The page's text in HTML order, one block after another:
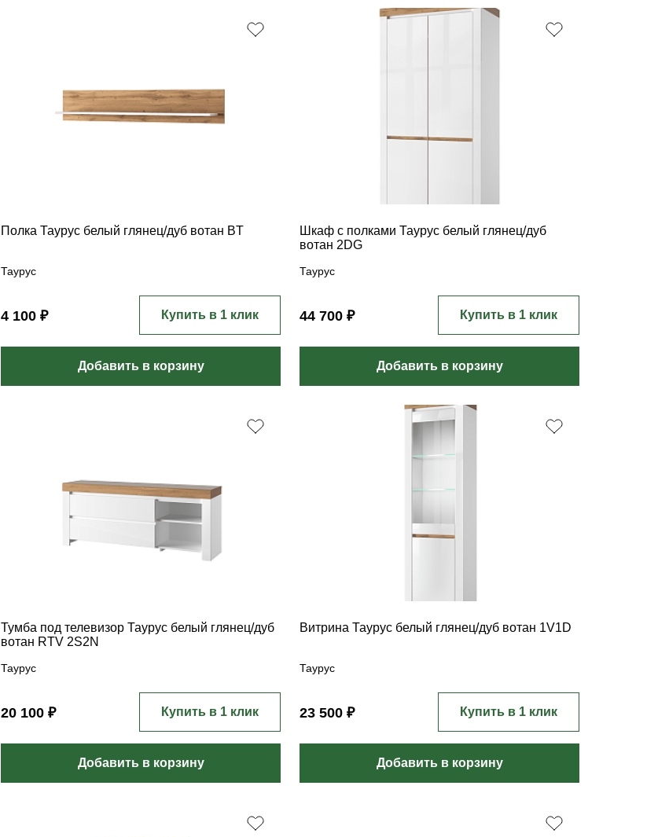
Полка Таурус белый глянец/дуб вотан BT
Таурус
4 100 ₽ Купить в 1 клик
Добавить в корзину
Шкаф с полками Таурус белый глянец/дуб
вотан 2DG
Таурус
44 700 ₽ Купить в 1 клик
Добавить в корзину
Тумба под телевизор Таурус белый глянец/дуб
вотан RTV 2S2N
Таурус
20 100 ₽ Купить в 1 клик
Добавить в корзину
Витрина Таурус белый глянец/дуб вотан 1V1D
Таурус
23 500 ₽ Купить в 1 клик
Добавить в корзину